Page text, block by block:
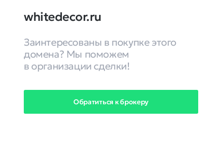
whitedecor.ru
Заинтересованы в покупке этого
домена? Мы поможем
в организации сделки!
Обратиться к брокеру